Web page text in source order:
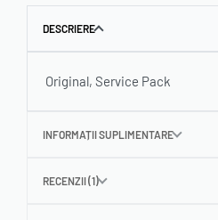
DESCRIERE
Original, Service Pack
INFORMAȚII SUPLIMENTARE
RECENZII (1)